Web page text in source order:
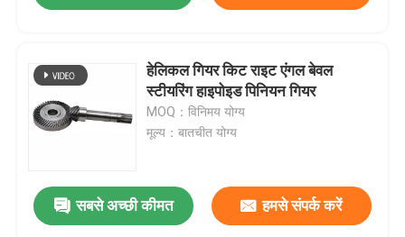
हेलिकल गियर किट राइट एंगल बेवल
स्टीयरिंग हाइपोइड पिनियन गियर
MOQ：विनिमय योग्य
मूल्य：बातचीत योग्य
सबसे अच्छी कीमत हमसे संपर्क करें